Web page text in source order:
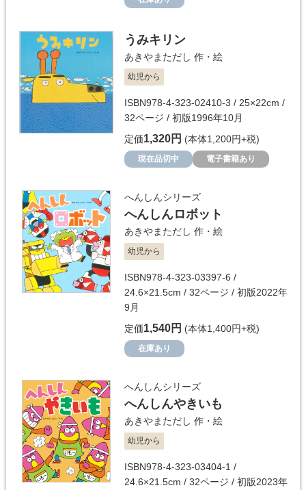
うみキリン
あきやまただし 作・絵
幼児から
ISBN978-4-323-02410-3 / 25×22cm /
32ページ / 初版1996年10月
定価1,320円 (本体1,200円+税)
現在品切中 電子書籍あり
へんしんシリーズ
へんしんロボット
あきやまただし 作・絵
幼児から
ISBN978-4-323-03397-6 /
24.6×21.5cm / 32ページ / 初版2022年
9月
定価1,540円 (本体1,400円+税)
在庫あり
へんしんシリーズ
へんしんやきいも
あきやまただし 作・絵
幼児から
ISBN978-4-323-03404-1 /
24.6×21.5cm / 32ページ / 初版2023年